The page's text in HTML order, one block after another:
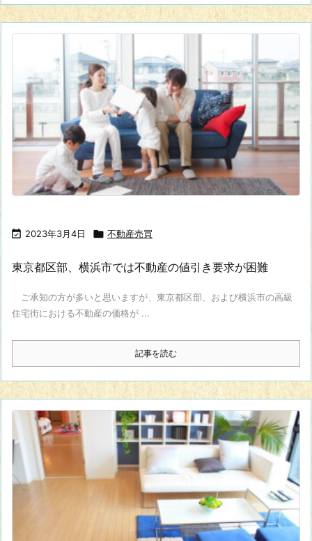
 2023年3月4日  不動産売買
東京都区部、横浜市では不動産の値引き要求が困難
ご承知の方が多いと思いますが、東京都区部、および横浜市の高級
住宅街における不動産の価格が ...
記事を読む